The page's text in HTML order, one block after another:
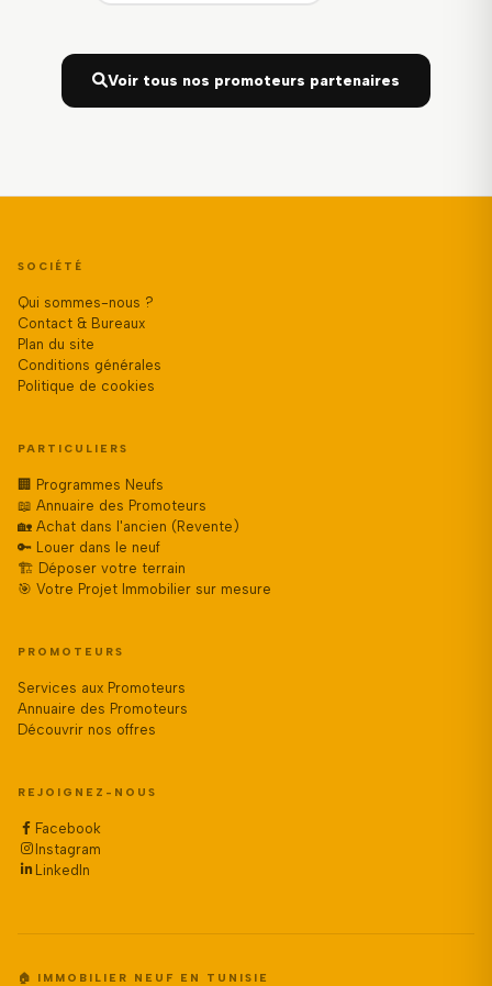
Voir tous nos promoteurs partenaires
SOCIÉTÉ
Qui sommes-nous ?
Contact & Bureaux
Plan du site
Conditions générales
Politique de cookies
PARTICULIERS
🏢 Programmes Neufs
📖 Annuaire des Promoteurs
🏡 Achat dans l'ancien (Revente)
🔑 Louer dans le neuf
🏗️ Déposer votre terrain
🎯 Votre Projet Immobilier sur mesure
PROMOTEURS
Services aux Promoteurs
Annuaire des Promoteurs
Découvrir nos offres
REJOIGNEZ-NOUS
Facebook
Instagram
LinkedIn
🏠 IMMOBILIER NEUF EN TUNISIE